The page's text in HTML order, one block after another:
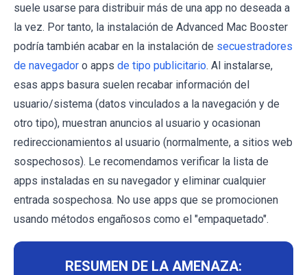
suele usarse para distribuir más de una app no deseada a
la vez. Por tanto, la instalación de Advanced Mac Booster
podría también acabar en la instalación de secuestradores
de navegador o apps de tipo publicitario. Al instalarse,
esas apps basura suelen recabar información del
usuario/sistema (datos vinculados a la navegación y de
otro tipo), muestran anuncios al usuario y ocasionan
redireccionamientos al usuario (normalmente, a sitios web
sospechosos). Le recomendamos verificar la lista de
apps instaladas en su navegador y eliminar cualquier
entrada sospechosa. No use apps que se promocionen
usando métodos engañosos como el "empaquetado".
RESUMEN DE LA AMENAZA: